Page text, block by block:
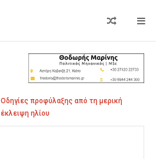
Οδηγίες προφύλαξης από τη μερική
έκλειψη ηλίου